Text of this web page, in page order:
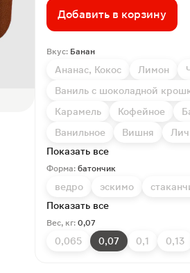
Добавить в корзину
Вкус: Банан
Ананас, Кокос Лимон
Ваниль с шоколадной
Карамель
Кофейное
Ванильное
Вишня
Показать все
Форма: батончик
ведро эскимо
Показать все
Вес, кг: 0,07
0,065 0,07 0,1 0,13